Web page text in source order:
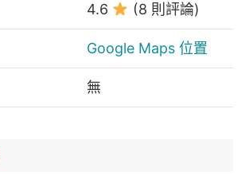
4.6 (8 則評論)
Google Maps 位置
無